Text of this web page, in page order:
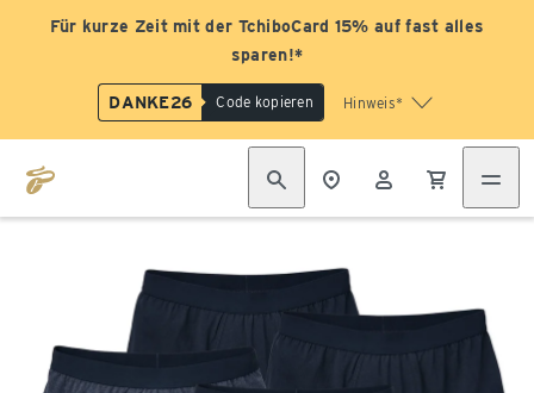
Für kurze Zeit mit der TchiboCard 15% auf fast alles
sparen!*
DANKE26 Code kopieren Hinweis*